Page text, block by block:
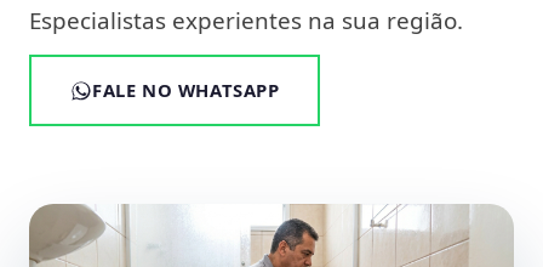
Especialistas experientes na sua região.
FALE NO WHATSAPP